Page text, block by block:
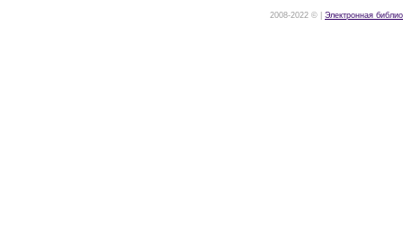
2008-2022 © | Электронная